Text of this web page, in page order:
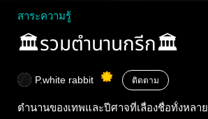
สาระความรู้
🏛รวมตำนานกรีก🏛
P.white rabbit ติดตาม
ตำนานของเทพและปีศาจที่เลื่องชื่อทั้งหลาย